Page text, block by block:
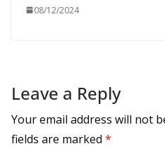
08/12/2024
Leave a Reply
Your email address will not
fields are marked *